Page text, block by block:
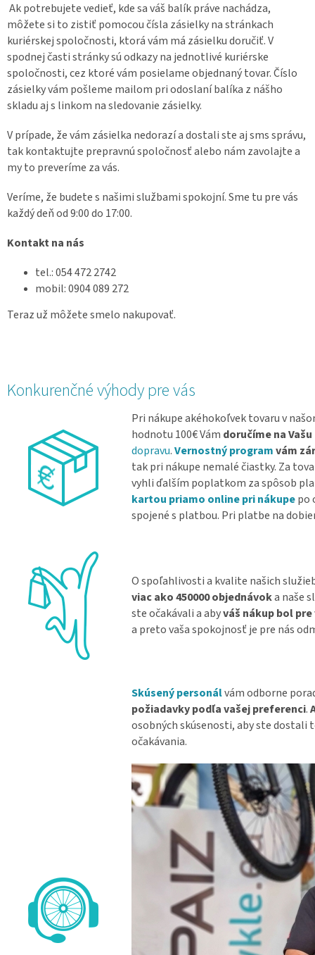
Ak potrebujete vedieť, kde sa váš balík práve nachádza,
môžete si to zistiť pomocou čísla zásielky na stránkach
kuriérskej spoločnosti, ktorá vám má zásielku doručiť. V
spodnej časti stránky sú odkazy na jednotlivé kuriérske
spoločnosti, cez ktoré vám posielame objednaný tovar. Číslo
zásielky vám pošleme mailom pri odoslaní balíka z nášho
skladu aj s linkom na sledovanie zásielky.
V prípade, že vám zásielka nedorazí a dostali ste aj sms správu,
tak kontaktujte prepravnú spoločnosť alebo nám zavolajte a
my to preveríme za vás.
Veríme, že budete s našimi službami spokojní. Sme tu pre vás
každý deň od 9:00 do 17:00.
Kontakt na nás
tel.: 054 472 2742
mobil: 0904 089 272
Teraz už môžete smelo nakupovať.
Konkurenčné výhody pre vás
Pri nákupe akéhokoľvek tovaru v
hodnotu 100€ Vám doručíme na
dopravu.Vernostný programvám
tak pri nákupe nemalé čiastky. Za
vyhli ďalším poplatkom za spôsob
kartou priamo online pri nákupepo
spojené s platbou. Pri platbe na
O spoľahlivosti a kvalite našich
viac ako 450000 objednávoka naše
ste očakávali a abyváš nákup bol
a preto vaša spokojnosť je pre nás
Skúsený personálvám odborne
požiadavky podľa vašej preferenci.
osobných skúsenosti, aby ste dostali
očakávania.